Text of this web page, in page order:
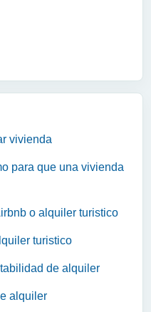
vivienda
para que una vivienda
o alquiler turistico
turistico
de alquiler
alquiler